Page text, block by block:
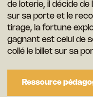
de loterie, il décide
sur sa porte et le
tirage, la fortune
gagnant est celui de
collé le billet sur sa
Ressource